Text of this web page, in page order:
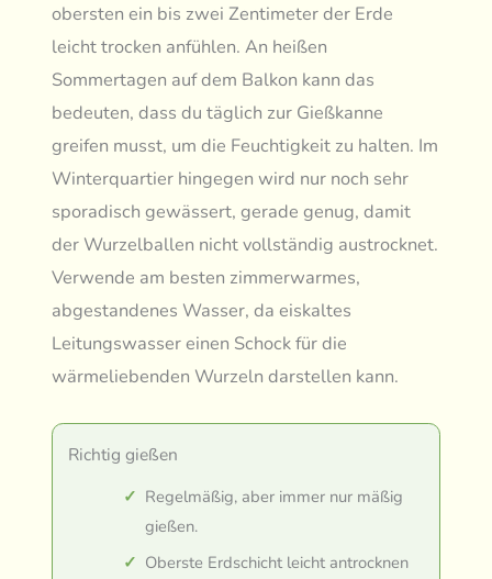
obersten ein bis zwei Zentimeter der Erde
leicht trocken anfühlen. An heißen
Sommertagen auf dem Balkon kann das
bedeuten, dass du täglich zur Gießkanne
greifen musst, um die Feuchtigkeit zu halten. Im
Winterquartier hingegen wird nur noch sehr
sporadisch gewässert, gerade genug, damit
der Wurzelballen nicht vollständig austrocknet.
Verwende am besten zimmerwarmes,
abgestandenes Wasser, da eiskaltes
Leitungswasser einen Schock für die
wärmeliebenden Wurzeln darstellen kann.
Richtig gießen
Regelmäßig, aber immer nur mäßig
gießen.
Oberste Erdschicht leicht antrocknen